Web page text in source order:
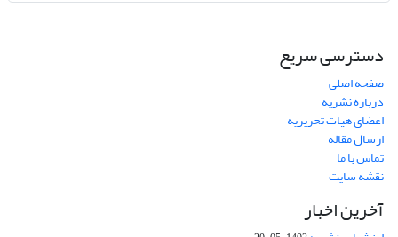
دسترسی سریع
صفحه اصلی
درباره نشریه
اعضای هیات تحریریه
ارسال مقاله
تماس با ما
نقشه سایت
آخرین اخبار